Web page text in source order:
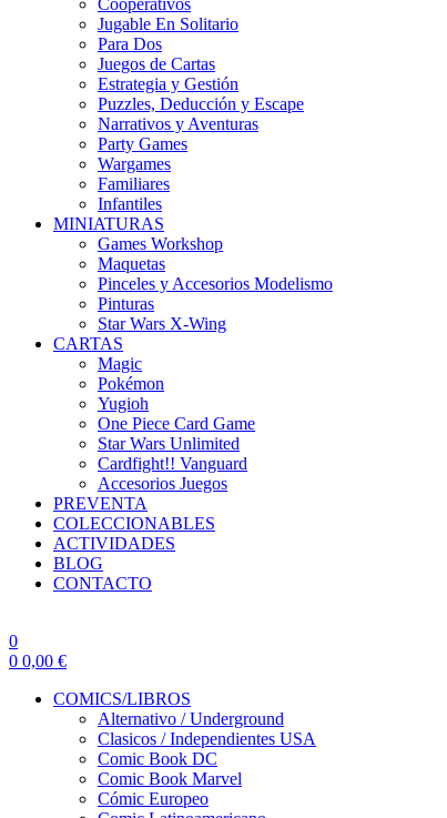
Jugable En Solitario
Para Dos
Juegos de Cartas
Estrategia y Gestión
Puzzles, Deducción y Escape
Narrativos y Aventuras
Party Games
Wargames
Familiares
Infantiles
MINIATURAS
Games Workshop
Maquetas
Pinceles y Accesorios Modelismo
Pinturas
Star Wars X-Wing
CARTAS
Magic
Pokémon
Yugioh
One Piece Card Game
Star Wars Unlimited
Cardfight!! Vanguard
Accesorios Juegos
PREVENTA
COLECCIONABLES
ACTIVIDADES
BLOG
CONTACTO
0
0 0,00 €
COMICS/LIBROS
Alternativo / Underground
Clasicos / Independientes USA
Comic Book DC
Comic Book Marvel
Cómic Europeo